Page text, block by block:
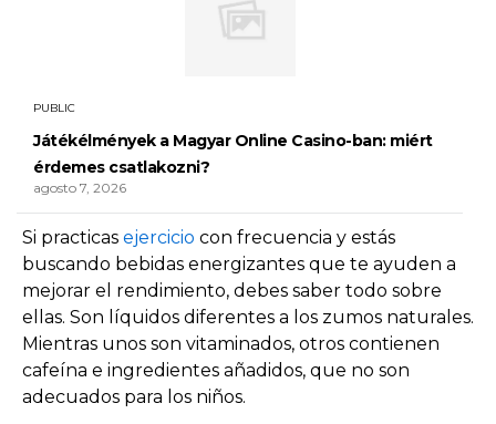
Si practicas ejercicio con frecuencia y estás
buscando bebidas energizantes que te ayuden a
mejorar el rendimiento, debes saber todo sobre
ellas. Son líquidos diferentes a los zumos naturales.
Mientras unos son vitaminados, otros contienen
cafeína e ingredientes añadidos, que no son
adecuados para los niños.
PUBLIC
Játékélmények a Magyar Online Casino-ban: miért
érdemes csatlakozni?
agosto 7, 2026